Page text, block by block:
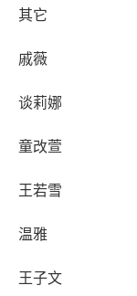
其它
戚薇
谈莉娜
童改萱
王若雪
温雅
王子文